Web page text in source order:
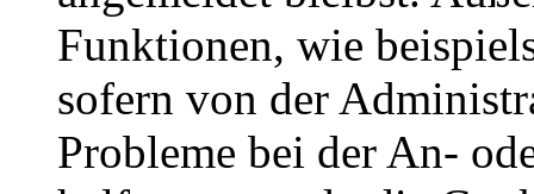
Funktionen, wie
sofern von der
Probleme bei der An-